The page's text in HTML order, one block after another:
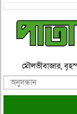
মৌলভীবাজার,